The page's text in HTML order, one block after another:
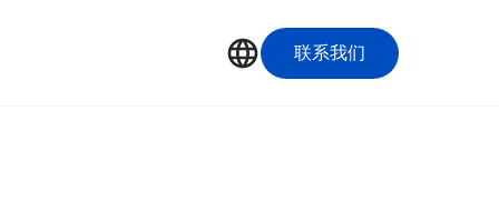
联系我们